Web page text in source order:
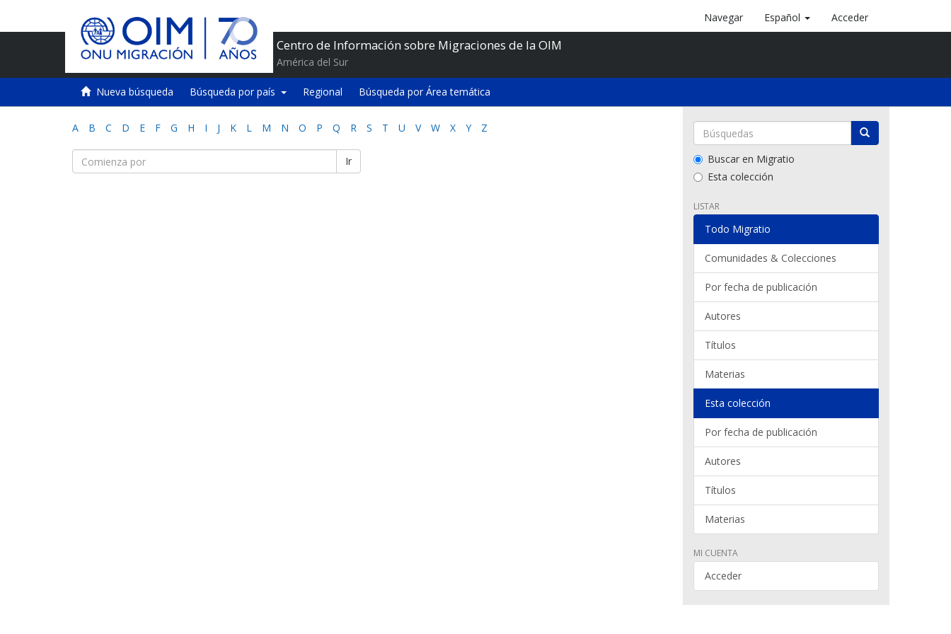
Centro de Información sobre Migraciones de la OIM
América del Sur
Navegar Español Acceder
Nueva búsqueda Búsqueda por país Regional Búsqueda por Área temática
A B C D E F G H I J K L M N O P Q R S T U V W X Y Z
Ir
Buscar en Migratio
Esta colección
LISTAR
Todo Migratio
Comunidades & Colecciones
Por fecha de publicación
Autores
Títulos
Materias
Esta colección
Por fecha de publicación
Autores
Títulos
Materias
MI CUENTA
Acceder